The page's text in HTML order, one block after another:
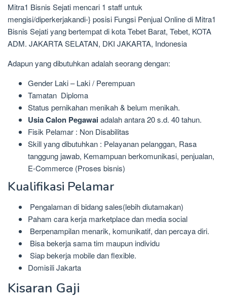
Mitra1 Bisnis Sejati mencari 1 staff untuk
mengisi/diperkerjakandi-} posisi Fungsi Penjual Online di Mitra1
Bisnis Sejati yang bertempat di kota Tebet Barat, Tebet, KOTA
ADM. JAKARTA SELATAN, DKI JAKARTA, Indonesia
Adapun yang dibutuhkan adalah seorang dengan:
Gender Laki – Laki / Perempuan
Tamatan Diploma
Status pernikahan menikah & belum menikah.
Usia Calon Pegawaiadalah antara 20 s.d. 40 tahun.
Fisik Pelamar : Non Disabilitas
Skill yang dibutuhkan : Pelayanan pelanggan, Rasa
tanggung jawab, Kemampuan berkomunikasi, penjualan,
E-Commerce (Proses bisnis)
Kualifikasi Pelamar
Pengalaman di bidang sales(lebih diutamakan)
Paham cara kerja marketplace dan media social
Berpenampilan menarik, komunikatif, dan percaya diri.
Bisa bekerja sama tim maupun individu
Siap bekerja mobile dan flexible.
Domisili Jakarta
Kisaran Gaji